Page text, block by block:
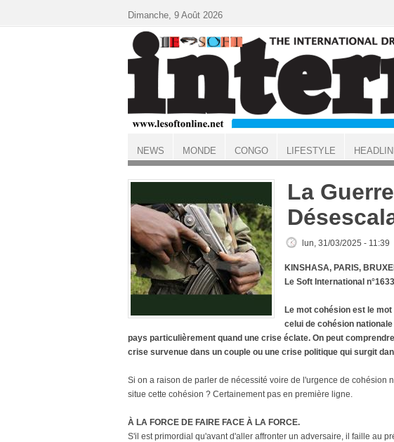
ACCUEIL
La
lun, 31/03/2025 - 11:39
KINSHASA, PARIS,
Le Soft International
Le mot cohésion est le
celui de cohésion
pays particulièrement quand une crise éclate. On peut
crise survenue dans un couple ou une crise politique qui surgit
Si on a raison de parler de nécessité voire de l'urgence de cohésion
situe cette cohésion ? Certainement pas en première ligne.
À LA FORCE DE FAIRE FACE À LA FORCE.
S'il est primordial qu'avant d'aller affronter un adversaire, il faille au
Dimanche, 9 Août 2026
NEWS MONDE CONGO LIFESTYLE